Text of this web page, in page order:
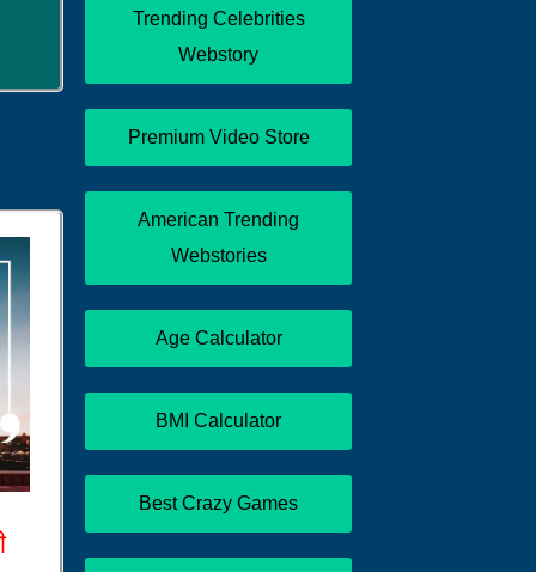
Trending Celebrities
Webstory
Premium Video Store
American Trending
Webstories
Age Calculator
BMI Calculator
Best Crazy Games